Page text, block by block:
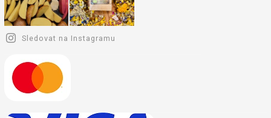
Sledovat na Instagramu